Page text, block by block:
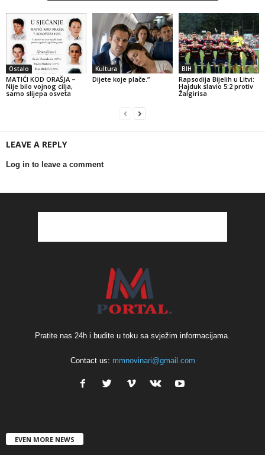
Ostalo
MATIĆI KOD ORAŠJA –
Nije bilo vojnog cilja,
samo slijepa osveta
Kultura
Dijete koje plače.”
BIH
Rapsodija Bijelih u Litvi:
Hajduk slavio 5:2 protiv
Žalgirisa
LEAVE A REPLY
Log in to leave a comment
Pratite nas 24h i budite u toku sa svježim informacijama.
Contact us: mmnovinari@gmail.com
EVEN MORE NEWS